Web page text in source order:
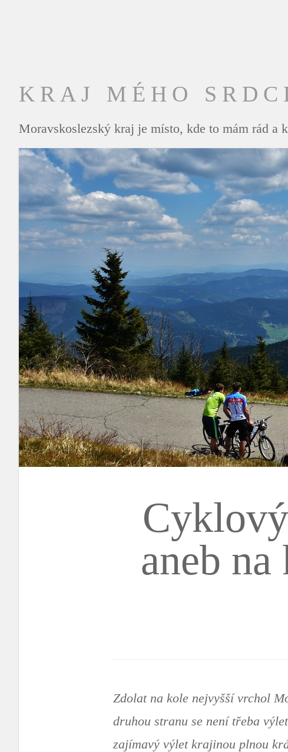
KRAJ MÉHO
Moravskoslezský kraj je místo, kde to mám rád a
aneb
Zdolat na kole nejvyšší vrchol
druhou stranu se není třeba
zajímavý výlet krajinou plnou